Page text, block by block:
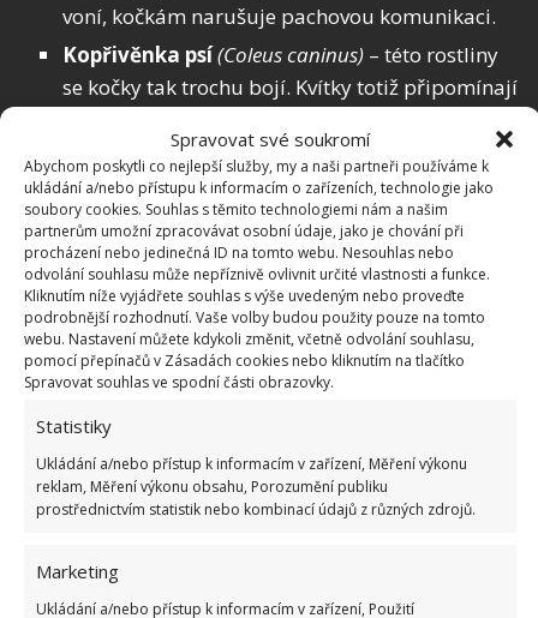
Spravovat své soukromí
Abychom poskytli co nejlepší služby, my a naši partneři používáme k
ukládání a/nebo přístupu k informacím o zařízeních, technologie jako
soubory cookies. Souhlas s těmito technologiemi nám a našim
partnerům umožní zpracovávat osobní údaje, jako je chování při
procházení nebo jedinečná ID na tomto webu. Nesouhlas nebo
odvolání souhlasu může nepříznivě ovlivnit určité vlastnosti a funkce.
Kliknutím níže vyjádřete souhlas s výše uvedeným nebo proveďte
podrobnější rozhodnutí. Vaše volby budou použity pouze na tomto
webu. Nastavení můžete kdykoli změnit, včetně odvolání souhlasu,
pomocí přepínačů v Zásadách cookies nebo kliknutím na tlačítko
Spravovat souhlas ve spodní části obrazovky.
Statistiky
Ukládání a/nebo přístup k informacím v zařízení, Měření výkonu
reklam, Měření výkonu obsahu, Porozumění publiku
prostřednictvím statistik nebo kombinací údajů z různých zdrojů.
Marketing
Ukládání a/nebo přístup k informacím v zařízení, Použití
voní, kočkám narušuje pachovou komunikaci.
Kopřivěnka psí(Coleus caninus) – této rostliny
se kočky tak trochu bojí. Kvítky totiž připomínají
Dobromysl obecná (Origanum vulgare) –
přestože lidé ji v kuchyni milují, její vonná silice
carvacol působí na kočičí čich jako alergen.
Zmíněné rostliny můžete také vysadit do květináčů a